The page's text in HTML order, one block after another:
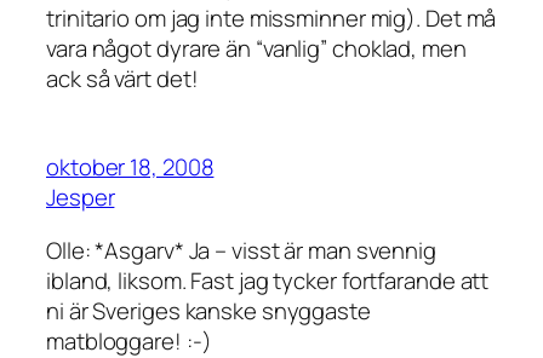
trinitario om jag inte missminner mig). Det må
vara något dyrare än “vanlig” choklad, men
ack så värt det!
oktober 18, 2008
Jesper
Olle: *Asgarv* Ja – visst är man svennig
ibland, liksom. Fast jag tycker fortfarande att
ni är Sveriges kanske snyggaste
matbloggare! :-)